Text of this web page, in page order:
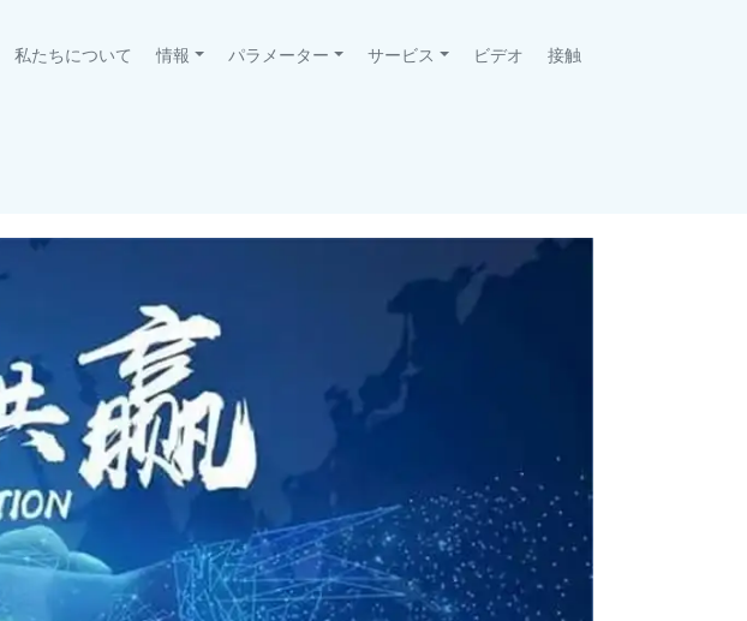
(current)
私たちについて 情報 パラメーター サービス ビデオ 接触